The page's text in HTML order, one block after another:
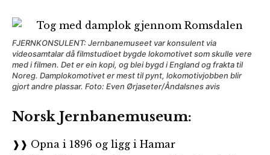
FJERNKONSULENT: Jernbanemuseet var konsulent via
videosamtalar då filmstudioet bygde lokomotivet som skulle vere
med i filmen. Det er ein kopi, og blei bygd i England og frakta til
Noreg. Damplokomotivet er mest til pynt, lokomotivjobben blir
gjort andre plassar. Foto: Even Ørjaseter/Åndalsnes avis
Norsk Jernbanemuseum:
❱❱ Opna i 1896 og ligg i Hamar